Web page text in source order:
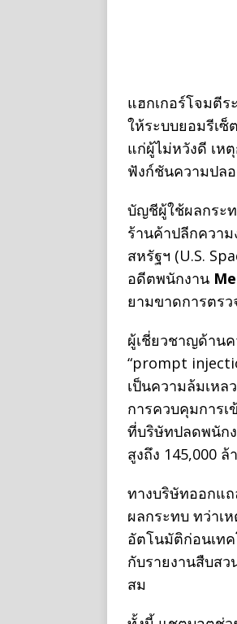
แฮกเกอร์โจมตี
ให้ระบบยอมรีเ
แก่ผู้ไม่หวังดี เห
ฟังก์ชันความปล
บัญชีผู้ใช้ผลกระ
ร้านค้าปลีกความ
สหรัฐฯ (U.S.
อดีตพนักงาน
ยามขาดการตร
ผู้เชี่ยวชาญด้าน
“prompt
เป็นความล้มเหล
การควบคุมการ
ที่บริษัทปลดพนัก
สูงถึง 145,000
ทางบริษัทออกแ
ผลกระทบ ทว่าเ
อัตโนมัติก่อนเท
กับรายงานสืบส
สม